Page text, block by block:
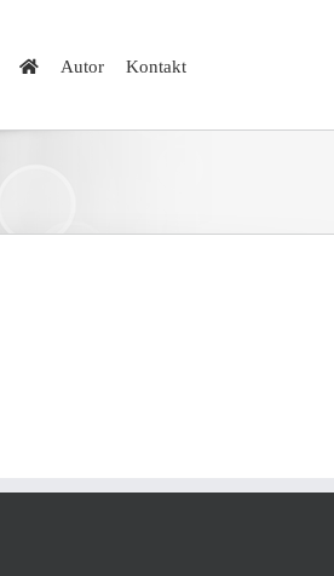
Autor Kontakt